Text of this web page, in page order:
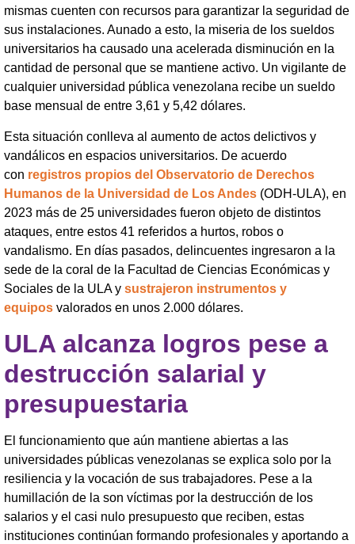
mismas cuenten con recursos para garantizar la seguridad de
sus instalaciones. Aunado a esto, la miseria de los sueldos
universitarios ha causado una acelerada disminución en la
cantidad de personal que se mantiene activo. Un vigilante de
cualquier universidad pública venezolana recibe un sueldo
base mensual de entre 3,61 y 5,42 dólares.
Esta situación conlleva al aumento de actos delictivos y
vandálicos en espacios universitarios. De acuerdo
con registros propios del Observatorio de Derechos
Humanos de la Universidad de Los Andes (ODH-ULA), en
2023 más de 25 universidades fueron objeto de distintos
ataques, entre estos 41 referidos a hurtos, robos o
vandalismo. En días pasados, delincuentes ingresaron a la
sede de la coral de la Facultad de Ciencias Económicas y
Sociales de la ULA y sustrajeron instrumentos y
equipos valorados en unos 2.000 dólares.
ULA alcanza logros pese a
destrucción salarial y
presupuestaria
El funcionamiento que aún mantiene abiertas a las
universidades públicas venezolanas se explica solo por la
resiliencia y la vocación de sus trabajadores. Pese a la
humillación de la son víctimas por la destrucción de los
salarios y el casi nulo presupuesto que reciben, estas
instituciones continúan formando profesionales y aportando a